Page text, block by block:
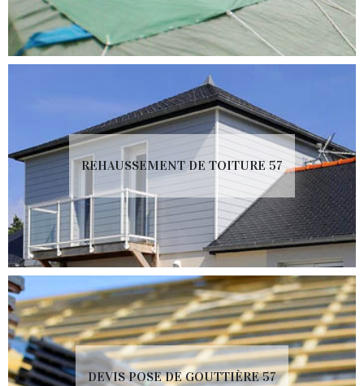
REHAUSSEMENT DE TOITURE 57
DEVIS POSE DE GOUTTIÈRE 57